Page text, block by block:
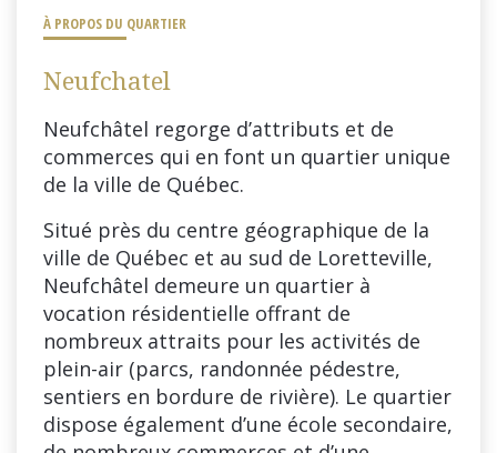
À PROPOS DU QUARTIER
Neufchatel
Neufchâtel regorge d’attributs et de
commerces qui en font un quartier unique
de la ville de Québec.
Situé près du centre géographique de la
ville de Québec et au sud de Loretteville,
Neufchâtel demeure un quartier à
vocation résidentielle offrant de
nombreux attraits pour les activités de
plein-air (parcs, randonnée pédestre,
sentiers en bordure de rivière). Le quartier
dispose également d’une école secondaire,